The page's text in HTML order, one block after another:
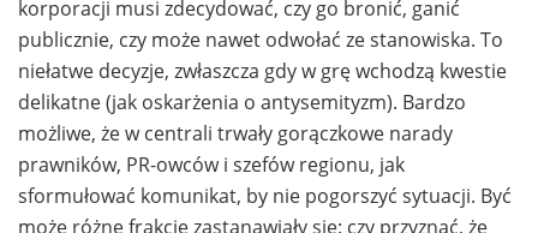
korporacji musi zdecydować, czy go bronić, ganić
publicznie, czy może nawet odwołać ze stanowiska. To
niełatwe decyzje, zwłaszcza gdy w grę wchodzą kwestie
delikatne (jak oskarżenia o antysemityzm). Bardzo
możliwe, że w centrali trwały gorączkowe narady
prawników, PR-owców i szefów regionu, jak
sformułować komunikat, by nie pogorszyć sytuacji. Być
może różne frakcje zastanawiały się: czy przyznać, że